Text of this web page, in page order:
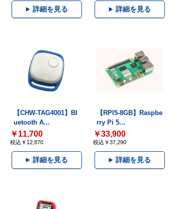
詳細を見る 詳細を見る
【CHW-TAG4001】Bl
uetooth A...
￥11,700
税込￥12,870
詳細を見る
【RPI5-8GB】Raspbe
rry Pi 5...
￥33,900
税込￥37,290
詳細を見る